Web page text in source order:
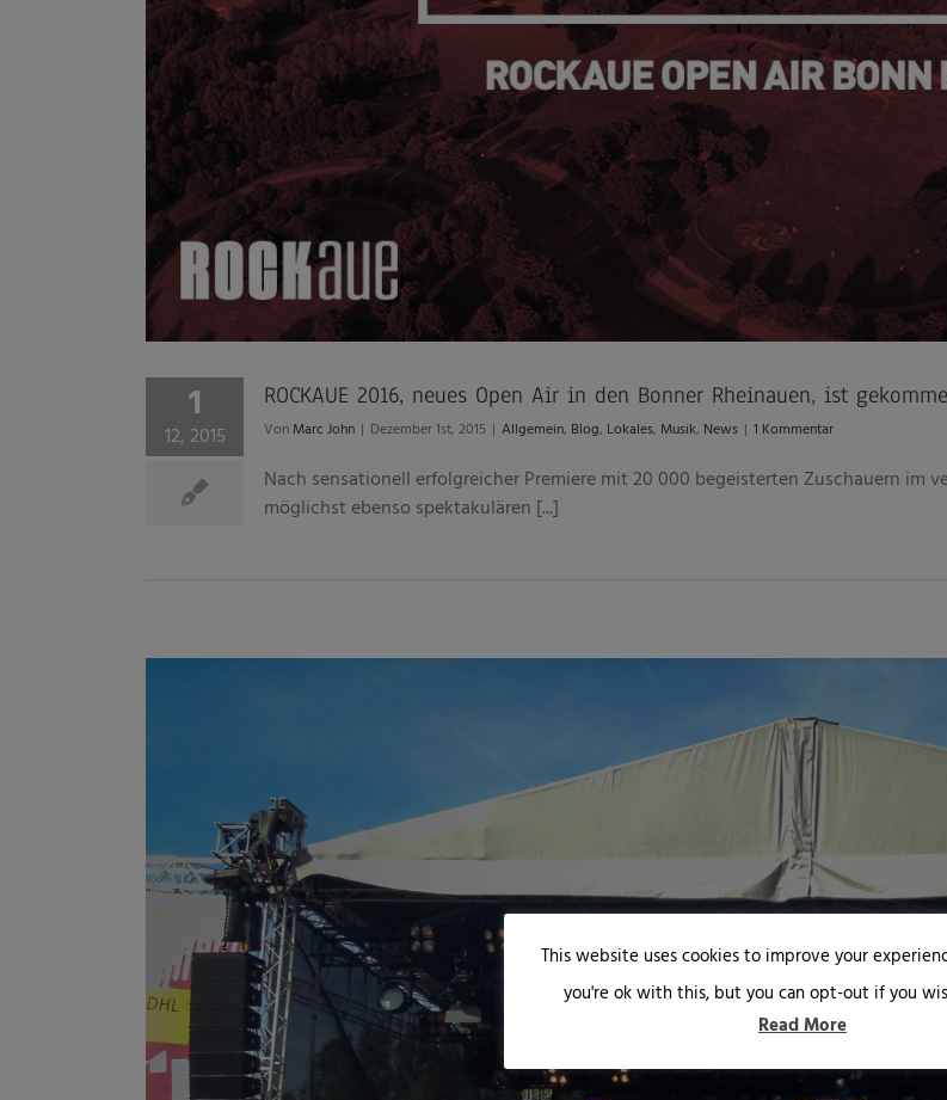
1
12, 2015
ROCKAUE 2016, neues Open Air in den Bonner Rheinauen, ist
Von Marc John | Dezember 1st, 2015 | Allgemein, Blog, Lokales, Musik, News | 1 Kommentar
Nach sensationell erfolgreicher Premiere mit 20 000 begeisterten Zuschauern im
möglichst ebenso spektakulären [...]
This website uses cookies to improve your
you're ok with this, but you can opt-out if you
Read More